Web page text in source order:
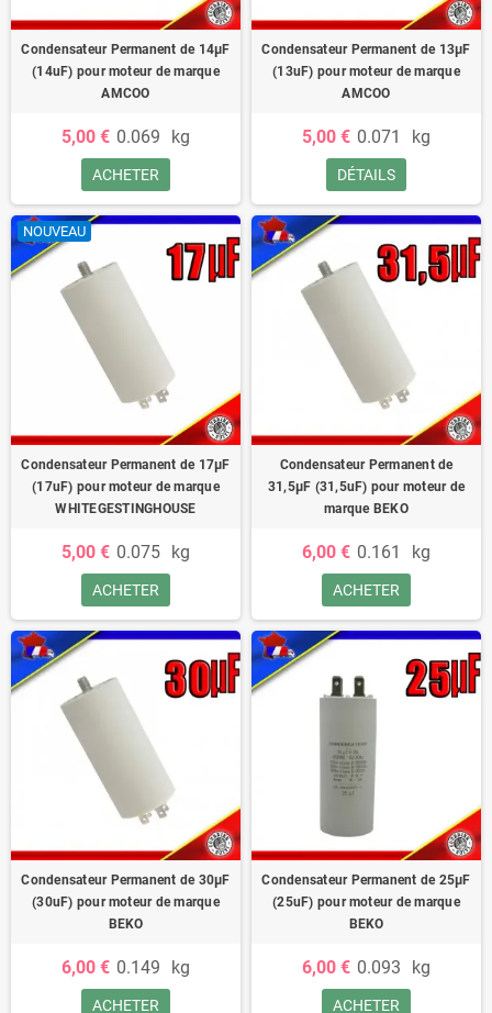
Condensateur Permanent de 14μF
(14uF) pour moteur de marque
AMCOO
5,00 € 0.069 kg
ACHETER
Condensateur Permanent de 13μF
(13uF) pour moteur de marque
AMCOO
5,00 € 0.071 kg
DÉTAILS
NOUVEAU
Condensateur Permanent de 17μF
(17uF) pour moteur de marque
WHITEGESTINGHOUSE
5,00 € 0.075 kg
ACHETER
Condensateur Permanent de
31,5μF (31,5uF) pour moteur de
marque BEKO
6,00 € 0.161 kg
ACHETER
Condensateur Permanent de 30μF
(30uF) pour moteur de marque
BEKO
6,00 € 0.149 kg
ACHETER
Condensateur Permanent de 25μF
(25uF) pour moteur de marque
BEKO
6,00 € 0.093 kg
ACHETER